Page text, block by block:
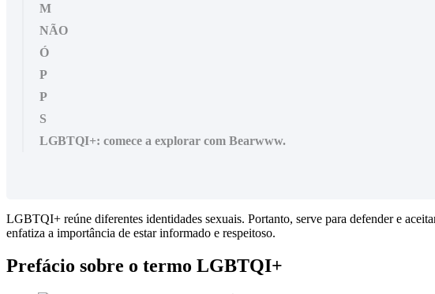
M
NÃO
Ó
P
P
S
LGBTQI+: comece a explorar com Bearwww.
LGBTQI+ reúne diferentes identidades sexuais. Portanto, serve para defender e
enfatiza a importância de estar informado e respeitoso.
Prefácio sobre o termo LGBTQI+